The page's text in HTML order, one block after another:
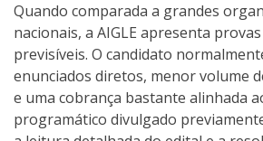
Quando comparada a grandes
nacionais, a AIGLE apresenta
previsíveis. O candidato
enunciados diretos, menor volume
e uma cobrança bastante alinhada
programático divulgado